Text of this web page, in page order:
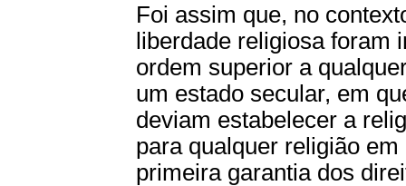
Foi assim que, no
liberdade religiosa foram
ordem superior a
um estado secular, em
deviam estabelecer a
para qualquer religião
primeira garantia dos